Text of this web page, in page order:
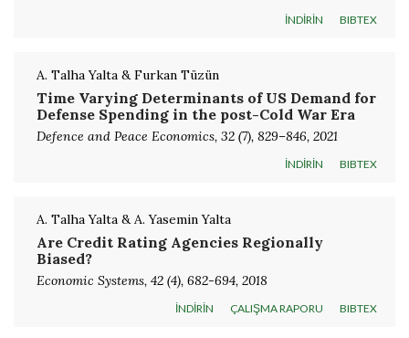
İNDİRİN BIBTEX
A. Talha Yalta & Furkan Tüzün
Time Varying Determinants of US Demand for
Defense Spending in the post-Cold War Era
Defence and Peace Economics, 32 (7), 829–846, 2021
İNDİRİN BIBTEX
A. Talha Yalta & A. Yasemin Yalta
Are Credit Rating Agencies Regionally
Biased?
Economic Systems, 42 (4), 682-694, 2018
İNDİRİN ÇALIŞMA RAPORU BIBTEX